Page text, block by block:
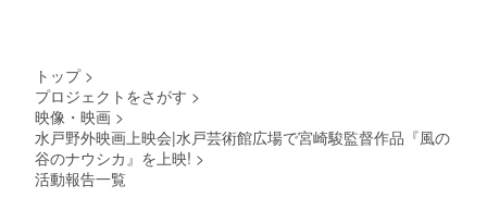
ズを備
考欄に
トップ >
プロジェクトをさがす >
映像・映画 >
水戸野外映画上映会|水戸芸術館広場で宮崎駿監督作品『風の
谷のナウシカ』を上映! >
活動報告一覧